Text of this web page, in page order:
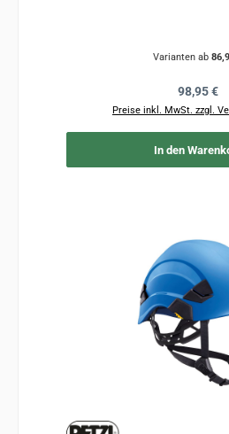
Varianten ab
Regulärer
98,95 €
Preise inkl. MwSt. zzgl.
In den